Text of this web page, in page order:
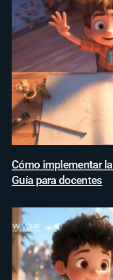
Cómo implementar
Guía para docentes